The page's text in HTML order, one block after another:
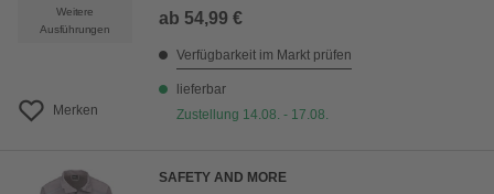
Weitere
Ausführungen
Merken
ab 54,99 €
Verfügbarkeit im Markt prüfen
lieferbar
Zustellung 14.08. - 17.08.
SAFETY AND MORE